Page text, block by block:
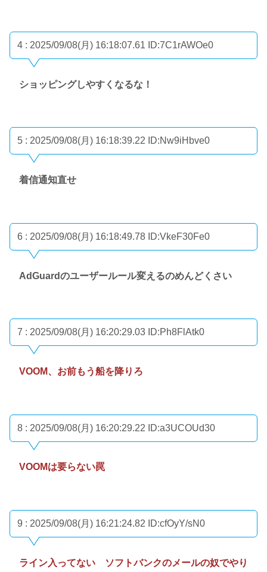
4 : 2025/09/08(月) 16:18:07.61 ID:7C1rAWOe0
ショッピングしやすくなるな！
5 : 2025/09/08(月) 16:18:39.22 ID:Nw9iHbve0
着信通知直せ
6 : 2025/09/08(月) 16:18:49.78 ID:VkeF30Fe0
AdGuardのユーザールール変えるのめんどくさい
7 : 2025/09/08(月) 16:20:29.03 ID:Ph8FlAtk0
VOOM、お前もう船を降りろ
8 : 2025/09/08(月) 16:20:29.22 ID:a3UCOUd30
VOOMは要らない罠
9 : 2025/09/08(月) 16:21:24.82 ID:cfOyY/sN0
ライン入ってない ソフトバンクのメールの奴でやり